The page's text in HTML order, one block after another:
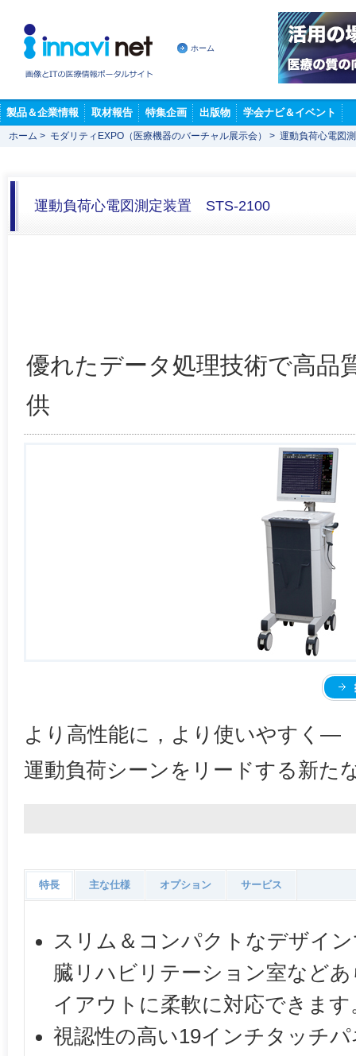
ホーム
製品＆企業情報 取材報告 特集企画 出版物 学会ナビ＆イベント
ホーム > モダリティEXPO（医療機器のバーチャル展示会） > 運動負荷心電図
運動負荷心電図測定装置 STS-2100
優れたデータ処理技術で高品
供
より高性能に，より使いやすく—
運動負荷シーンをリードする新た
特長 主な仕様 オプション サービス
スリム＆コンパクトなデザイ
臓リハビリテーション室など
イアウトに柔軟に対応できます
視認性の高い19インチタッチ